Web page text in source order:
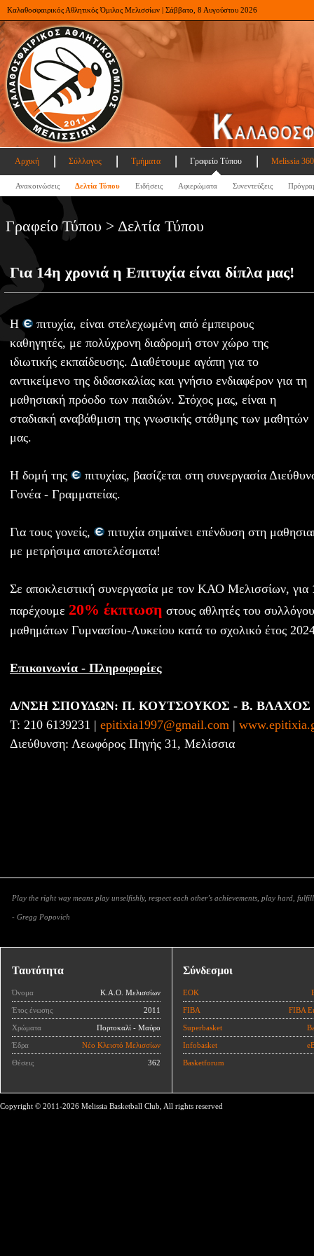
Καλαθοσφαιρικός Αθλητικός Όμιλος Μελισσίων | Σάββατο, 8 Αυγούστου 2026
Αρχική Σύλλογος Τμήματα Γραφείο Τύπου Melissia
Ανακοινώσεις Δελτία Τύπου Ειδήσεις Αφιερώματα Συνεντεύξεις
Γραφείο Τύπου > Δελτία Τύπου
Για 14η χρονιά η Επιτυχία είναι δίπλα μας!
H
πιτυχία, είναι στελεχωμένη από έμπειρους
καθηγητές, με πολύχρονη διαδρομή στον χώρο της
ιδιωτικής εκπαίδευσης. Διαθέτουμε αγάπη για το
αντικείμενο της διδασκαλίας και γνήσιο ενδιαφέρον για τη
μαθησιακή πρόοδο των παιδιών. Στόχος μας, είναι η
σταδιακή αναβάθμιση της γνωσικής στάθμης των μαθητών
μας.
Η δομή της
πιτυχίας, βασίζεται στη συνεργασία
Γονέα - Γραμματείας.
Για τους γονείς,
πιτυχία σημαίνει επένδυση στη
με μετρήσιμα αποτελέσματα!
Σε αποκλειστική συνεργασία με τον ΚΑΟ Μελισσίων, για
παρέχουμε 20% έκπτωση στους αθλητές του
μαθημάτων Γυμνασίου-Λυκείου κατά το σχολικό έτος
Επικοινωνία - Πληροφορίες
Δ/ΝΣΗ ΣΠΟΥΔΩΝ: Π. ΚΟΥΤΣΟΥΚΟΣ - Β. ΒΛΑΧΟΣ
Τ: 210 6139231 | epitixia1997@gmail.com |
Διεύθυνση: Λεωφόρος Πηγής 31, Μελίσσια
Play the right way means play unselfishly, respect each other’s achievements, play hard,
- Gregg Popovich
Ταυτότητα
Όνομα Κ.Α.Ο. Μελισσίων
Έτος ένωσης 2011
Χρώματα Πορτοκαλί - Μαύρο
Έδρα Νέο Κλειστό Μελισσίων
Θέσεις 362
Σύνδεσμοι
ΕΟΚ
FIBA FIBA
Superbasket
Infobasket
Basketforum
Copyright © 2011-2026 Melissia Basketball Club, All rights reserved